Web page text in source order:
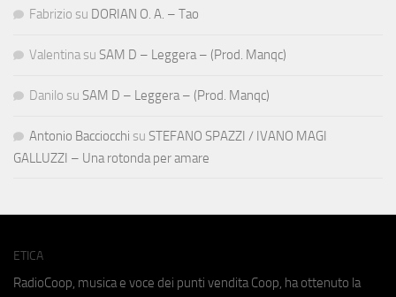
Fabrizio su DORIAN O. A. – Tao
Valentina su SAM D – Leggera – (Prod. Manqc)
Danilo su SAM D – Leggera – (Prod. Manqc)
Antonio Bacciocchi su STEFANO SPAZZI / IVANO MAGI
GALLUZZI – Una rotonda per amare
ETICA
RadioCoop, musica e voce dei punti vendita Coop, ha ottenuto la